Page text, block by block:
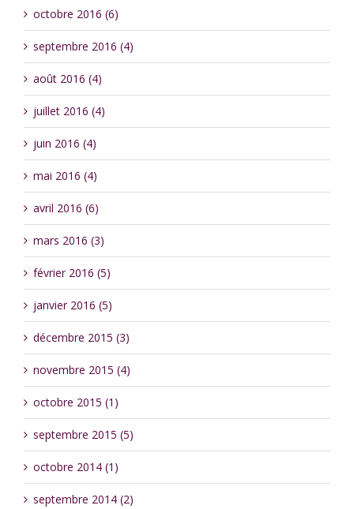
octobre 2016 (6)
septembre 2016 (4)
août 2016 (4)
juillet 2016 (4)
juin 2016 (4)
mai 2016 (4)
avril 2016 (6)
mars 2016 (3)
février 2016 (5)
janvier 2016 (5)
décembre 2015 (3)
novembre 2015 (4)
octobre 2015 (1)
septembre 2015 (5)
octobre 2014 (1)
septembre 2014 (2)